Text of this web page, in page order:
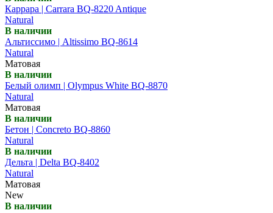
Каррара | Carrara BQ-8220 Antique
Natural
В наличии
Альтиссимо | Altissimo BQ-8614
Natural
Матовая
В наличии
Белый олимп | Olympus White BQ-8870
Natural
Матовая
В наличии
Бетон | Concreto BQ-8860
Natural
В наличии
Дельта | Delta BQ-8402
Natural
Матовая
New
В наличии